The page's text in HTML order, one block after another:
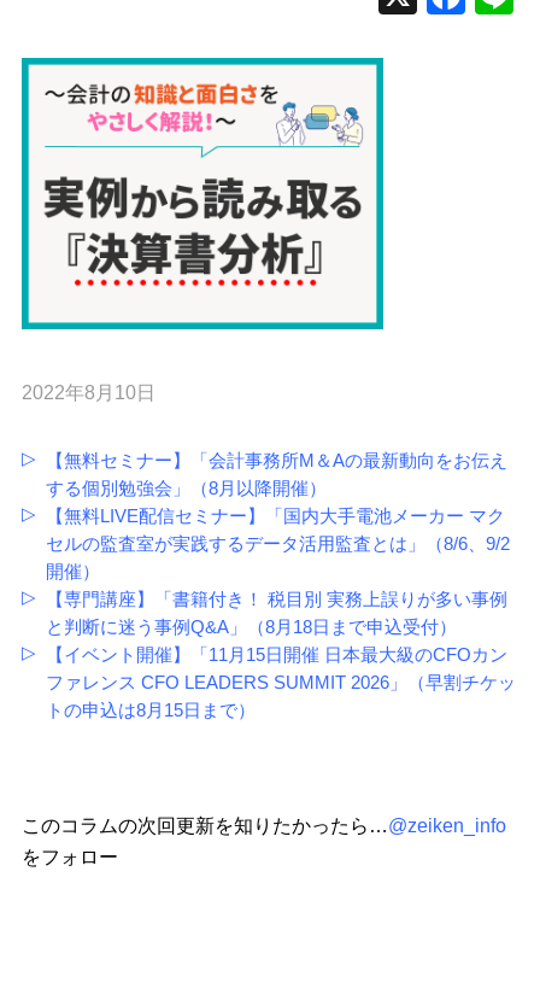
2022年8月10日
【無料セミナー】「会計事務所M＆Aの最新動向をお伝え
する個別勉強会」（8月以降開催）
【無料LIVE配信セミナー】「国内大手電池メーカー マク
セルの監査室が実践するデータ活用監査とは」（8/6、9/2
開催）
【専門講座】「書籍付き！ 税目別 実務上誤りが多い事例
と判断に迷う事例Q&A」（8月18日まで申込受付）
【イベント開催】「11月15日開催 日本最大級のCFOカン
ファレンス CFO LEADERS SUMMIT 2026」（早割チケッ
トの申込は8月15日まで）
このコラムの次回更新を知りたかったら…@zeiken_info
をフォロー